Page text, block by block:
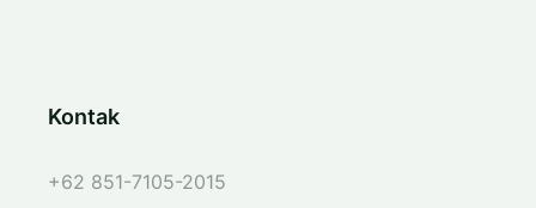
Kontak
+62 851-7105-2015